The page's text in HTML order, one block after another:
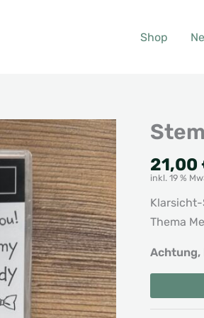
Shop
21,00
inkl. 19 %
Thema
Achtung,
Frenzy